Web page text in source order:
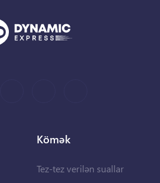
Kömək
Tez-tez verilən suallar